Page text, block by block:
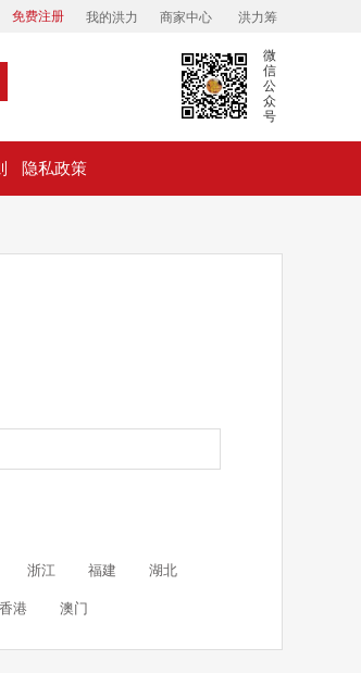
免费注册 我的洪力 商家中心 洪力筹
微
信
公
众
号
隐私政策
浙江 福建 湖北
香港 澳门